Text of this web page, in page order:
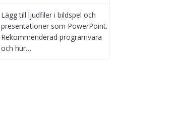
Lägg till ljudfiler i bildspel och
presentationer som PowerPoint.
Rekommenderad programvara
och hur…